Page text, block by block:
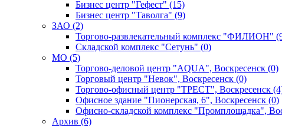
Бизнес центр "Гефест" (15)
Бизнес центр "Таволга" (9)
ЗАО (2)
Торгово-развлекательный комплекс "ФИЛИОН"
Складской комплекс "Сетунь" (0)
MO (5)
Торгово-деловой центр "AQUA", Воскресенск (0)
Торговый центр "Невок", Воскресенск (0)
Торгово-офисный центр "ТРЕСТ", Воскресенск
Офисное здание "Пионерская, 6", Воскресенск (0)
Офисно-складской комплекс "Промплощадка",
Архив (6)